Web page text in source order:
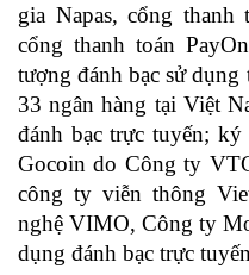
gia Napas, cổng
cổng thanh toán
tượng đánh bạc sử
33 ngân hàng tại Việt
đánh bạc trực tuyến;
Gocoin do Công ty
công ty viễn thông
nghệ VIMO, Công ty
dụng đánh bạc trực